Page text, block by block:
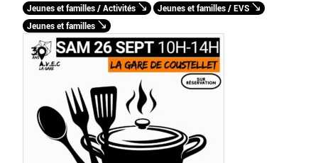
Jeunes et familles / Activités
Jeunes et familles / EVS
Jeunes et familles